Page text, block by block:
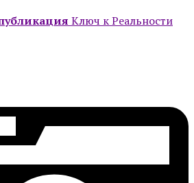
Ключ к Реальности